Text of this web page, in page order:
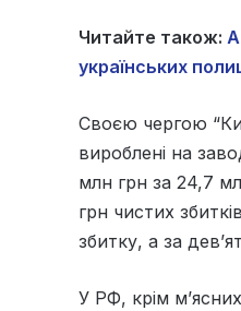
Читайте також:
українських
Своєю чергою
вироблені на
млн грн за 24,7
грн чистих
збитку, а за
У РФ, крім